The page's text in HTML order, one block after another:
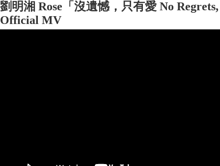
劉明湘 Rose 「沒遺憾，只有愛 No
Official MV